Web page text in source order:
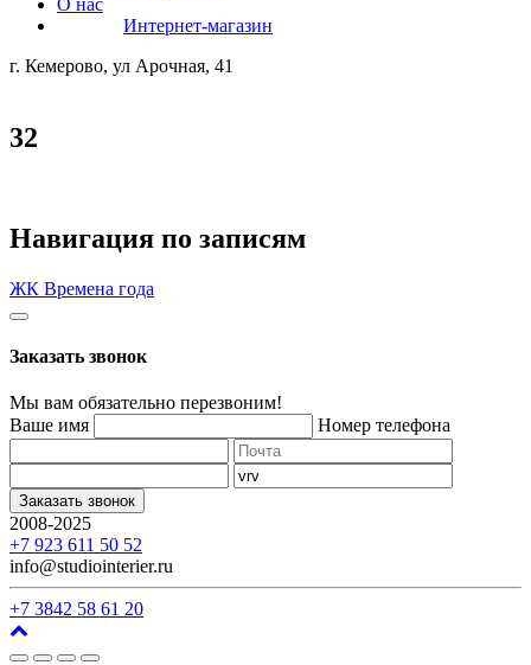
О нас
Интернет-магазин
г. Кемерово, ул Арочная, 41
32
Навигация по записям
ЖК Времена года
Заказать звонок
Мы вам обязательно перезвоним!
Ваше имя
Номер телефона
Заказать звонок
2008-2025
+7 923 611 50 52
info@studiointerier.ru
+7 3842 58 61 20